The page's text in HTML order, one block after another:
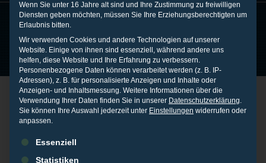
ALLGEMEINE
GESCHÄFTSBEDINGU
NGEN
Allgemeine Geschäftsbedingungen
der REVOLVERMÄNNER GmbH | Stand
08/2020
Wenn Sie unter 16 Jahre alt sind und Ihre Zustimmung zu freiwilligen
Diensten geben möchten, müssen Sie Ihre Erziehungsberechtigten um
Erlaubnis bitten.
Wir verwenden Cookies und andere Technologien auf unserer
Website. Einige von ihnen sind essenziell, während andere uns
helfen, diese Website und Ihre Erfahrung zu verbessern.
Personenbezogene Daten können verarbeitet werden (z. B. IP-
Adressen), z. B. für personalisierte Anzeigen und Inhalte oder
Anzeigen- und Inhaltsmessung. Weitere Informationen über die
Verwendung Ihrer Daten finden Sie in unserer Datenschutzerklärung.
Sie können Ihre Auswahl jederzeit unter Einstellungen widerrufen oder
anpassen.
Es folgt eine Liste der Service-Gruppen, für die eine
Essenziell
Statistiken